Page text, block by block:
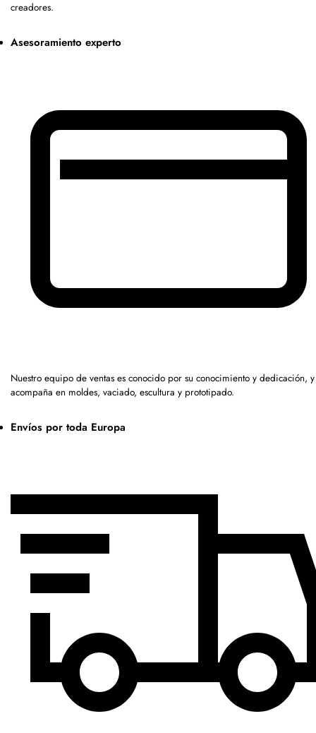
creadores.
Asesoramiento experto
Nuestro equipo de ventas es conocido por su conocimiento y dedicación,
acompaña en moldes, vaciado, escultura y prototipado.
Envíos por toda Europa